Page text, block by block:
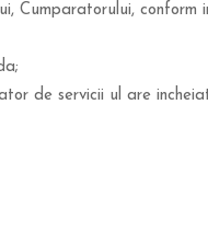
conform
de servicii ul are